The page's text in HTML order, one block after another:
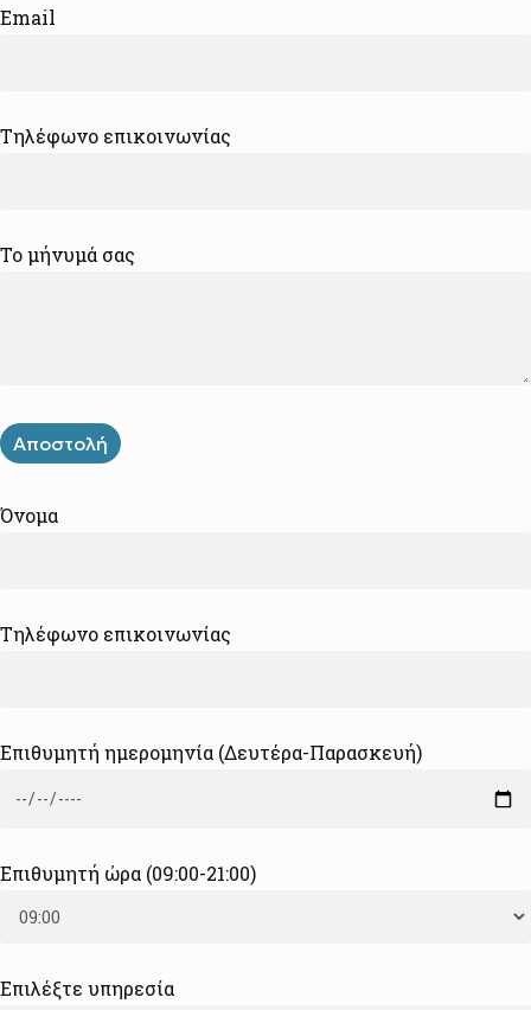
Email
Τηλέφωνο επικοινωνίας
Το μήνυμά σας
Όνομα
Τηλέφωνο επικοινωνίας
Επιθυμητή ημερομηνία (Δευτέρα-Παρασκευή)
Επιθυμητή ώρα (09:00-21:00)
Επιλέξτε υπηρεσία